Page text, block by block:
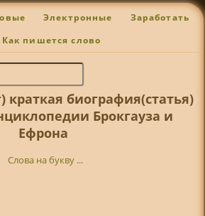
Электронные Заработать
Как пишется слово
краткая биография(статья)
Брокгауза и
Ефрона
Слова на букву ...